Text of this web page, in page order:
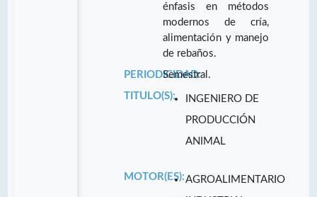
énfasis en métodos
modernos de cría,
alimentación y manejo
de rebaños.
PERIODICIDAD:
Semestral.
TITULO(S):
INGENIERO DE
PRODUCCIÓN
ANIMAL
MOTOR(ES):AGROALIMENTARIO